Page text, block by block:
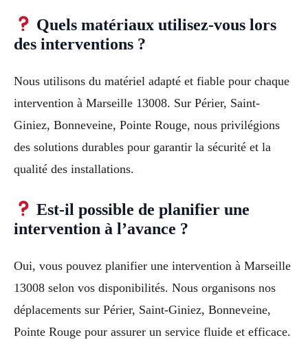
Quels matériaux utilisez-vous lors
des interventions ?
Nous utilisons du matériel adapté et fiable pour chaque
intervention à Marseille 13008. Sur Périer, Saint-
Giniez, Bonneveine, Pointe Rouge, nous privilégions
des solutions durables pour garantir la sécurité et la
qualité des installations.
Est-il possible de planifier une
intervention à l’avance ?
Oui, vous pouvez planifier une intervention à Marseille
13008 selon vos disponibilités. Nous organisons nos
déplacements sur Périer, Saint-Giniez, Bonneveine,
Pointe Rouge pour assurer un service fluide et efficace.